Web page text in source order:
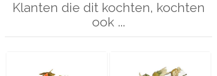
Klanten die dit kochten, kochten
ook ...